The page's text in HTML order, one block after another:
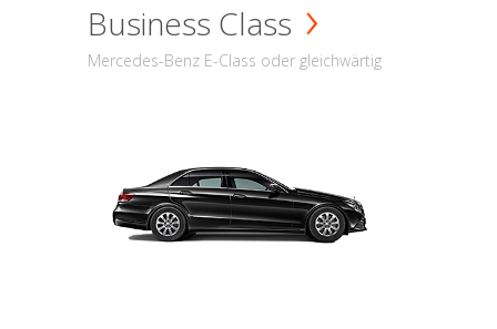
Business Class
Mercedes-Benz E-Class oder gleichwärtig